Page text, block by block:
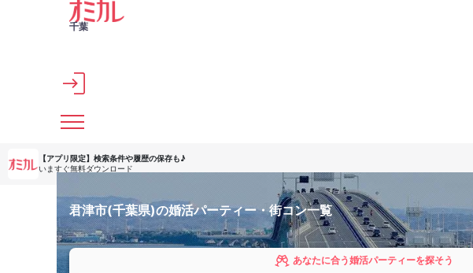
メインコンテンツへスキップ
千葉
【アプリ限定】 検索条件や履歴の保存も♪
いますぐ無料ダウンロード
君津市(千葉県)の婚活パーティー・街コン一覧
あなたに合う婚活パーティーを探そう